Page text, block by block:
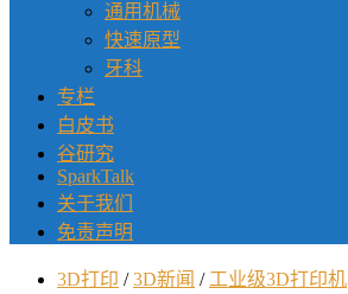
通用机械
快速原型
牙科
专栏
白皮书
谷研究
SparkTalk
关于我们
免责声明
3D打印 / 3D新闻 / 工业级3D打印机